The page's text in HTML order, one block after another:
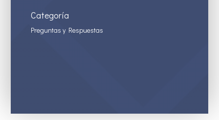
Categoría
Preguntas y Respuestas